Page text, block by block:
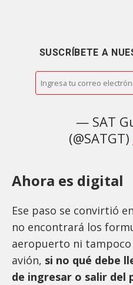
SUSCRÍBETE A
— SAT
(@SATGT)
Ahora es digital
Ese paso se convirtió
no encontrará los
aeropuerto ni tampoco
avión, si no qué debe
de ingresar o salir del